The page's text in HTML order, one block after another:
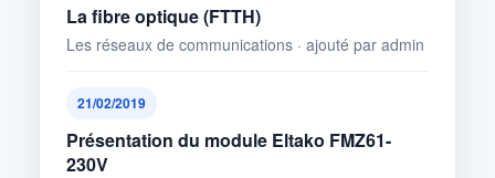
La fibre optique (FTTH)
Les réseaux de communications · ajouté par admin
21/02/2019
Présentation du module Eltako FMZ61-
230V